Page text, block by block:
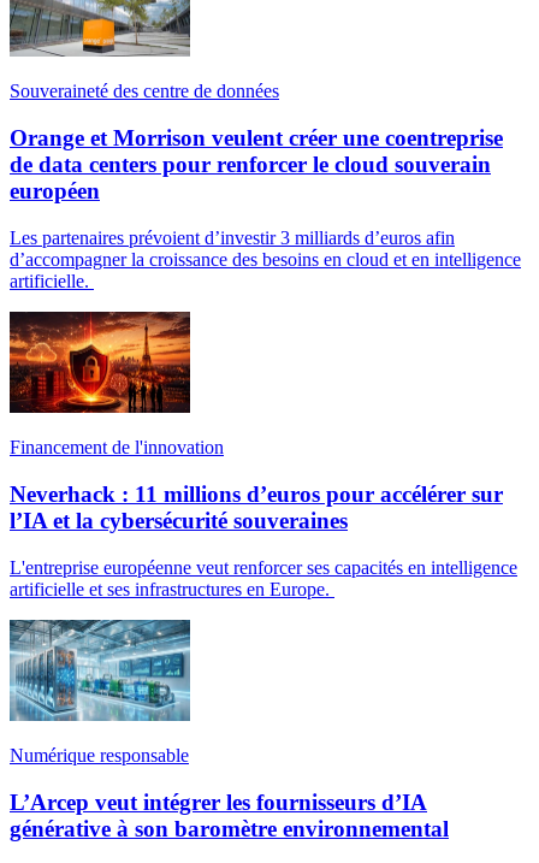
Souveraineté des centre de données
Orange et Morrison veulent créer une coentreprise
de data centers pour renforcer le cloud souverain
européen
Les partenaires prévoient d’investir 3 milliards d’euros afin
d’accompagner la croissance des besoins en cloud et en intelligence
artificielle.
Financement de l'innovation
Neverhack : 11 millions d’euros pour accélérer sur
l’IA et la cybersécurité souveraines
L'entreprise européenne veut renforcer ses capacités en intelligence
artificielle et ses infrastructures en Europe.
Numérique responsable
L’Arcep veut intégrer les fournisseurs d’IA
générative à son baromètre environnemental